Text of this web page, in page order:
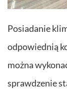
Posiadanie
odpowiednią
można
sprawdzenie